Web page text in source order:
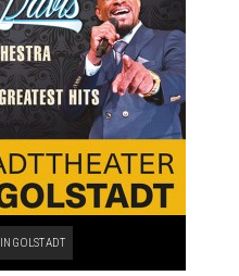
INGOLSTADT